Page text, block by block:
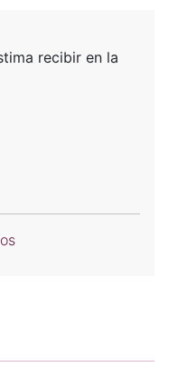
recibir en la